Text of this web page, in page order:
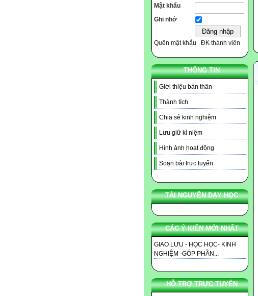
Mật khẩu
Ghi nhớ
Quên mật khẩu ĐK thành viên
THÔNG TIN
Giới thiệu bản thân
Thành tích
Chia sẻ kinh nghiệm
Lưu giữ kỉ niệm
Hình ảnh hoạt động
Soạn bài trực tuyến
TÀI NGUYÊN DẠY HỌC
CÁC Ý KIẾN MỚI NHẤT
GIAO LƯU - HỌC HỌC- KINH
NGHIỆM -GÓP PHẦN...
HỖ TRỢ TRỰC TUYẾN